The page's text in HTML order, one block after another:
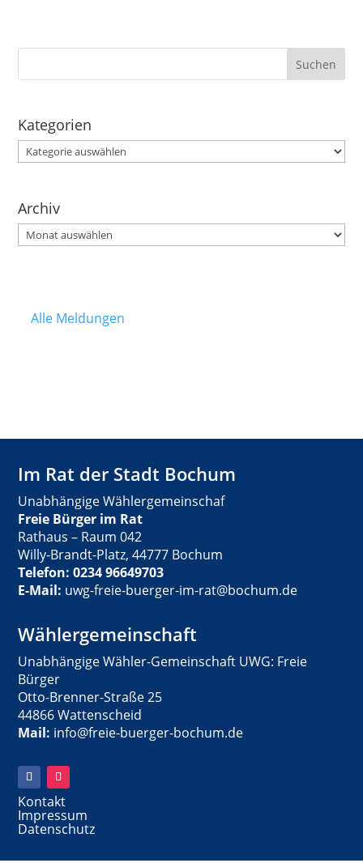
Kategorien
Kategorien
Archiv
Archiv
Alle Meldungen
Im Rat der Stadt Bochum
Unabhängige Wählergemeinschaf
Freie Bürger im Rat
Rathaus – Raum 042
Willy-Brandt-Platz, 44777 Bochum
Telefon: 0234 96649703
E-Mail: uwg-freie-buerger-im-rat@bochum.de
Wählergemeinschaft
Unabhängige Wähler-Gemeinschaft UWG: Freie
Bürger
Otto-Brenner-Straße 25
44866 Wattenscheid
Mail: info@freie-buerger-bochum.de
Kontakt
Impressum
Datenschutz